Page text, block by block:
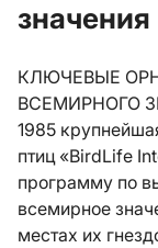
значения
КЛЮЧЕВЫЕ
ВСЕМИРНОГО
1985
птиц «BirdLife
программу по
всемирное
местах их